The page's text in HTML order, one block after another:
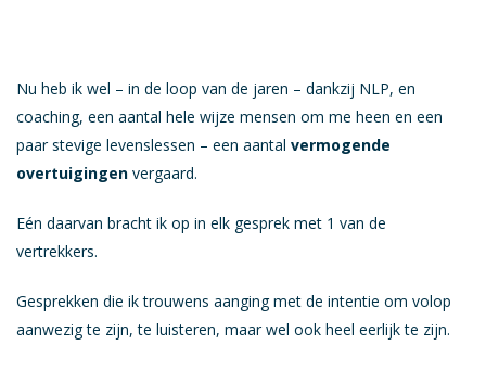
Nu heb ik wel – in de loop van de jaren – dankzij NLP, en
coaching, een aantal hele wijze mensen om me heen en een
paar stevige levenslessen – een aantal vermogende
overtuigingen vergaard.
Eén daarvan bracht ik op in elk gesprek met 1 van de
vertrekkers.
Gesprekken die ik trouwens aanging met de intentie om volop
aanwezig te zijn, te luisteren, maar wel ook heel eerlijk te zijn.